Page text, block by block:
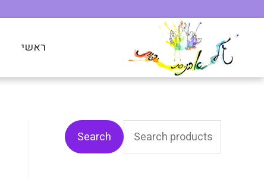
ראשי
Search